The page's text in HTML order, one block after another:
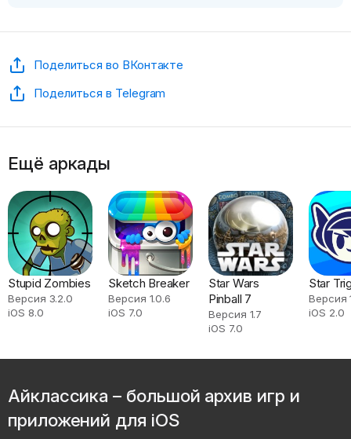
Поделиться во ВКонтакте
Поделиться в Telegram
Ещё аркады
Stupid Zombies
Версия 3.2.0
iOS 8.0
Sketch Breaker
Версия 1.0.6
iOS 7.0
Star Wars
Pinball 7
Версия 1.7
iOS 7.0
Star
Версия
iOS 2.0
Айклассика – большой архив игр и
приложений для iOS